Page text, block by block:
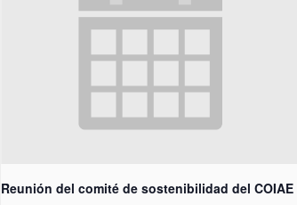
Reunión del comité de sostenibilidad del COIAE